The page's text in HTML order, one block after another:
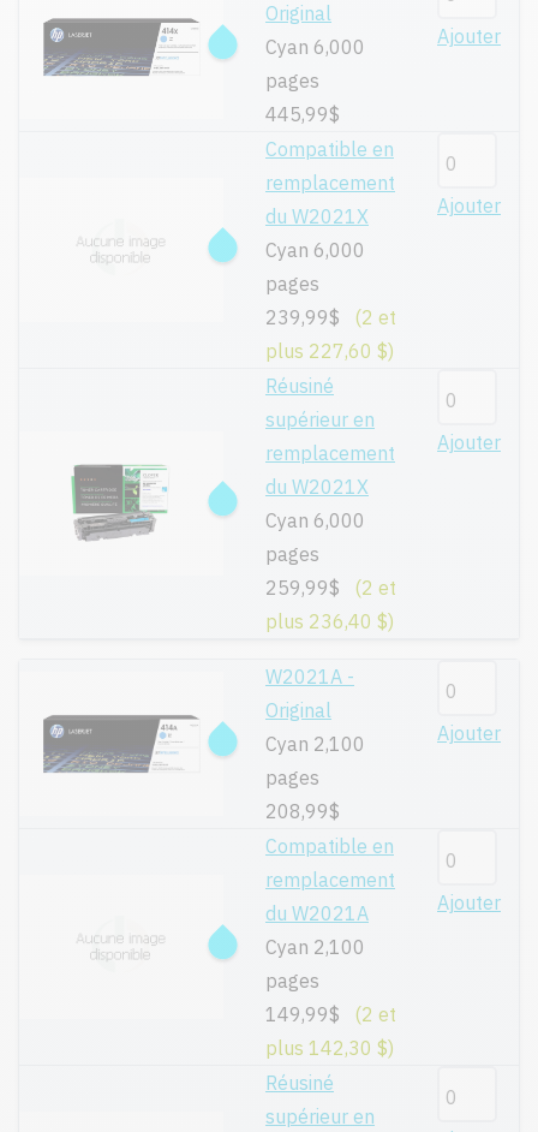
Original
Cyan 6,000
pages
445,99$
Ajouter
Compatible en
remplacement
du W2021X
Cyan 6,000
pages
239,99$
(2 et
plus 227,60 $)
Ajouter
Réusiné
supérieur en
remplacement
du W2021X
Cyan 6,000
pages
259,99$
(2 et
plus 236,40 $)
Ajouter
W2021A -
Original
Cyan 2,100
pages
208,99$
Ajouter
Compatible en
remplacement
du W2021A
Cyan 2,100
pages
149,99$
(2 et
plus 142,30 $)
Ajouter
Réusiné
supérieur en